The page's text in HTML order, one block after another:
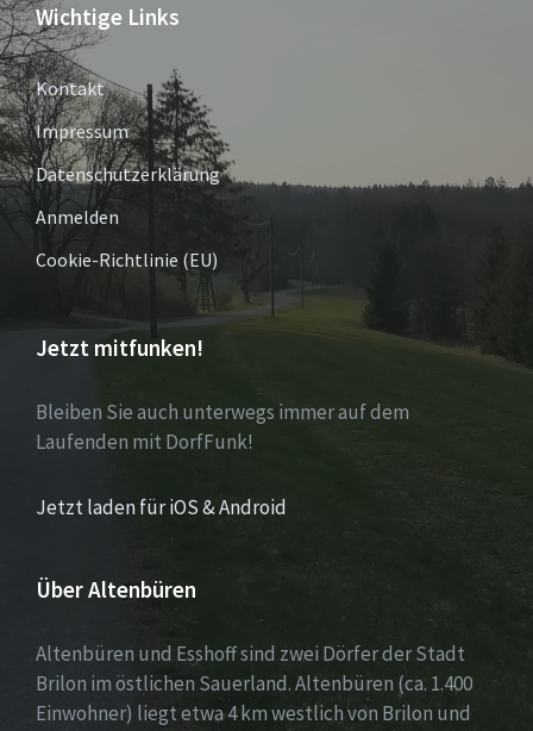
Wichtige Links
Kontakt
Impressum
Datenschutzerklärung
Anmelden
Cookie-Richtlinie (EU)
Jetzt mitfunken!
Bleiben Sie auch unterwegs immer auf dem
Laufenden mit DorfFunk!
Jetzt laden für iOS & Android
Über Altenbüren
Altenbüren und Esshoff sind zwei Dörfer der Stadt
Brilon im östlichen Sauerland. Altenbüren (ca. 1.400
Einwohner) liegt etwa 4 km westlich von Brilon und